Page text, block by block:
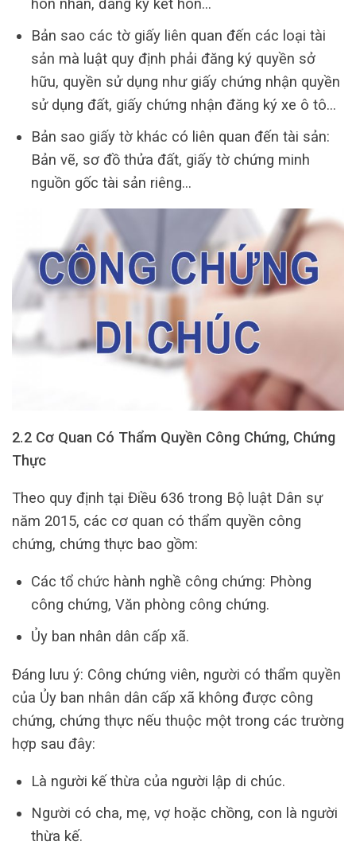
hôn nhân, đăng ký kết hôn…
Bản sao các tờ giấy liên quan đến các loại tài
sản mà luật quy định phải đăng ký quyền sở
hữu, quyền sử dụng như giấy chứng nhận quyền
sử dụng đất, giấy chứng nhận đăng ký xe ô tô…
Bản sao giấy tờ khác có liên quan đến tài sản:
Bản vẽ, sơ đồ thửa đất, giấy tờ chứng minh
nguồn gốc tài sản riêng…
2.2 Cơ Quan Có Thẩm Quyền Công Chứng, Chứng
Thực
Theo quy định tại Điều 636 trong Bộ luật Dân sự
năm 2015, các cơ quan có thẩm quyền công
chứng, chứng thực bao gồm:
Các tổ chức hành nghề công chứng: Phòng
công chứng, Văn phòng công chứng.
Ủy ban nhân dân cấp xã.
Đáng lưu ý: Công chứng viên, người có thẩm quyền
của Ủy ban nhân dân cấp xã không được công
chứng, chứng thực nếu thuộc một trong các trường
hợp sau đây:
Là người kế thừa của người lập di chúc.
Người có cha, mẹ, vợ hoặc chồng, con là người
thừa kế.